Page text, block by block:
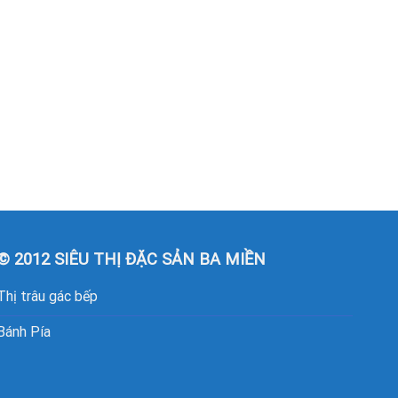
2012 SIÊU THỊ ĐẶC SẢN BA MIỀN
trâu gác bếp
Pía